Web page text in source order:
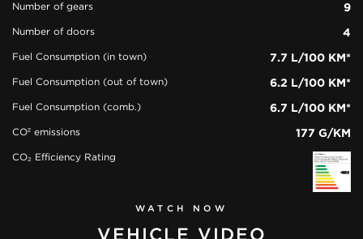
Number of gears 9
Number of doors 4
Fuel Consumption (in town) 7.7 L/100 KM*
Fuel Consumption (out of town) 6.2 L/100 KM*
Fuel Consumption (comb.) 6.7 L/100 KM*
CO² emissions 177 G/KM
CO₂ Efficiency Rating
WATCH NOW
VEHICLE VIDEO